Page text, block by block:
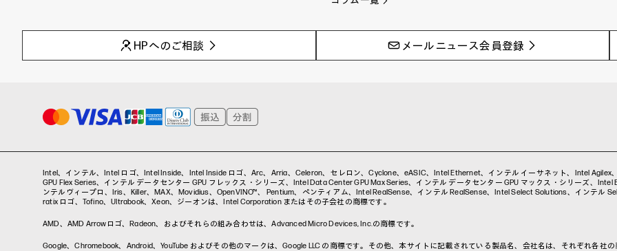
HPへのご相談 メールニュース会員登録
Intel、インテル、Intel ロゴ、Intel Inside、Intel Inside ロゴ、Arc、Arria、Celeron、セレロン、Cyclone、eASIC、Intel Ethernet、インテル イーサネット、Intel
GPU Flex Series、インテル データセンター GPU フレックス・シリーズ、Intel Data Center GPU Max Series、インテル データセンター GPU マックス・シリーズ、
ンテルヴィープロ、Iris、Killer、MAX、Movidius、OpenVINO™、 Pentium、ペンティアム、Intel RealSense、インテル RealSense、Intel Select Solutions、インテル
ratix ロゴ、Tofino、Ultrabook、Xeon、ジーオンは、Intel Corporation またはその子会社の商標です。
AMD、AMD Arrowロゴ、Radeon、およびそれらの組み合わせは、Advanced Micro Devices, Inc.の商標です。
Google、Chromebook、Android、YouTube およびその他のマークは、Google LLC の商標です。その他、本サイトに記載されている製品名、会社名は、それぞれ各社の